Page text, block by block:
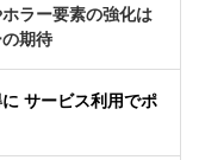
ラー要素の強化は
期待
サービス利用でポ